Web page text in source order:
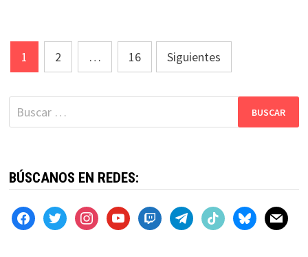
Paginación
de
entradas
1 2 … 16 Siguientes
Buscar:
BÚSCANOS EN REDES:
facebooktwitterinstagramyoutubetwitchtelegram
tiktok blueskymail